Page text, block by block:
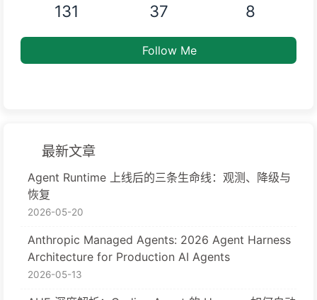
131 37 8
Follow Me
最新文章
Agent Runtime 上线后的三条生命线：观测、降级与
恢复
2026-05-20
Anthropic Managed Agents: 2026 Agent Harness
Architecture for Production AI Agents
2026-05-13